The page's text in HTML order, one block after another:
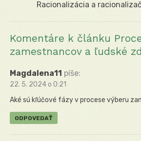
Next
Racionalizácia a
Komentáre k článku
zamestnancov a ľudské
Magdalena11 píše:
22. 5. 2024 o 0:21
Aké sú kľúčové fázy v procese výberu
ODPOVEDAŤ